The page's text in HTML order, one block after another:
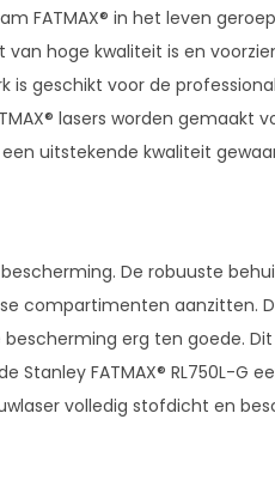
FATMAX® in het leven
hoge kwaliteit is en
is geschikt voor de
lasers worden gemaakt
uitstekende kwaliteit
De robuuste
compartimenten aanzitten.
erg ten goede.
FATMAX® RL750L-G
volledig stofdicht en